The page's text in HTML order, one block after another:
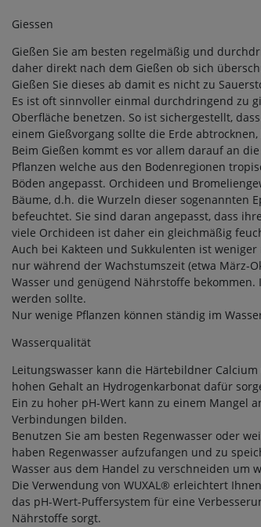
Giessen
Gießen Sie am besten regelmäßig und
daher direkt nach dem Gießen ob sich
Gießen Sie dieses ab damit es nicht zu
Es ist oft sinnvoller einmal durchdringend zu
Oberfläche benetzen. So ist sichergestellt,
einem Gießvorgang sollte die Erde
Beim Gießen kommt es vor allem darauf an
Pflanzen welche aus den Bodenregionen
Böden angepasst. Orchideen und
Bäume, d.h. die Wurzeln dieser sogenannten
befeuchtet. Sie sind daran angepasst, dass
viele Orchideen ist daher ein gleichmäßig
Auch bei Kakteen und Sukkulenten ist
nur während der Wachstumszeit (etwa März-
Wasser und genügend Nährstoffe
werden sollte.
Nur wenige Pflanzen können ständig im
Wasserqualität
Leitungswasser kann die Härtebildner
hohen Gehalt an Hydrogenkarbonat dafür
Ein zu hoher pH-Wert kann zu einem Mangel
Verbindungen bilden.
Benutzen Sie am besten Regenwasser oder
haben Regenwasser aufzufangen und zu
Wasser aus dem Handel zu verschneiden um
Die Verwendung von WUXAL® erleichtert
das pH-Wert-Puffersystem für eine
Nährstoffe sorgt.